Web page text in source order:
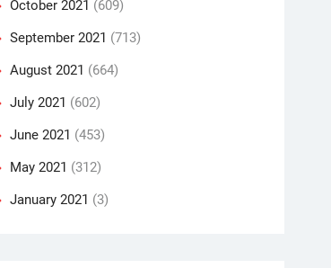
October 2021 (609)
September 2021 (713)
August 2021 (664)
July 2021 (602)
June 2021 (453)
May 2021 (312)
January 2021 (3)